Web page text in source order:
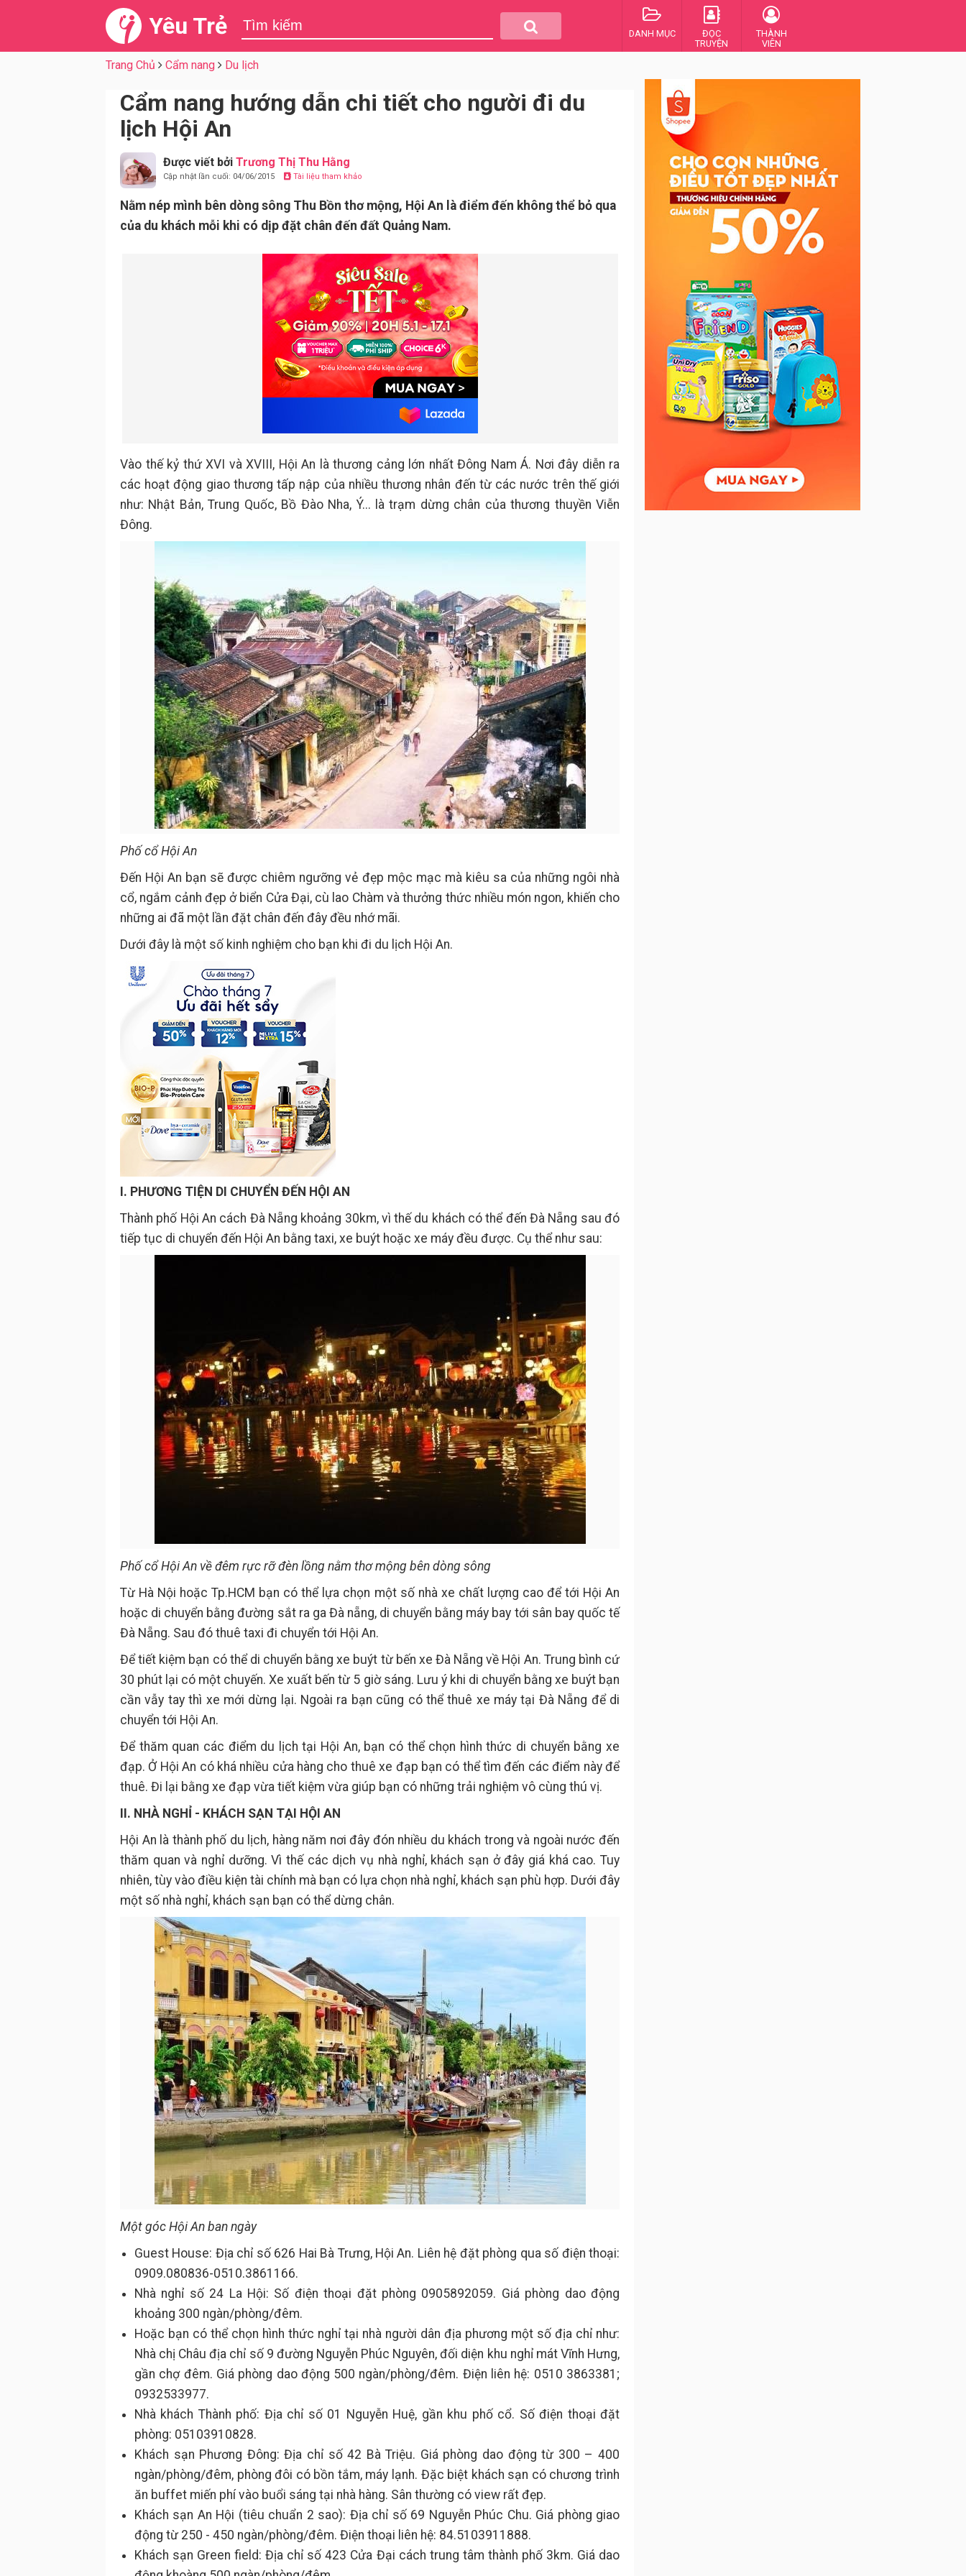
Yêu Trẻ DANH MỤC
ĐỌC
TRUYỆN
THÀNH
VIÊN
Trang Chủ Cẩm nang Du lịch
Cẩm nang hướng dẫn chi tiết cho người đi du
lịch Hội An
Được viết bởi Trương Thị Thu Hằng
Cập nhật lần cuối: 04/06/2015 Tài liệu tham khảo
Nằm nép mình bên dòng sông Thu Bồn thơ mộng, Hội An là điểm đến không thể bỏ qua
của du khách mỗi khi có dịp đặt chân đến đất Quảng Nam.
Vào thế kỷ thứ XVI và XVIII, Hội An là thương cảng lớn nhất Đông Nam Á. Nơi đây diễn ra
các hoạt động giao thương tấp nập của nhiều thương nhân đến từ các nước trên thế giới
như: Nhật Bản, Trung Quốc, Bồ Đào Nha, Ý... là trạm dừng chân của thương thuyền Viễn
Đông.
Phố cổ Hội An
Đến Hội An bạn sẽ được chiêm ngưỡng vẻ đẹp mộc mạc mà kiêu sa của những ngôi nhà
cổ, ngắm cảnh đẹp ở biển Cửa Đại, cù lao Chàm và thưởng thức nhiều món ngon, khiến cho
những ai đã một lần đặt chân đến đây đều nhớ mãi.
Dưới đây là một số kinh nghiệm cho bạn khi đi du lịch Hội An.
I. PHƯƠNG TIỆN DI CHUYỂN ĐẾN HỘI AN
Thành phố Hội An cách Đà Nẵng khoảng 30km, vì thế du khách có thể đến Đà Nẵng sau đó
tiếp tục di chuyển đến Hội An bằng taxi, xe buýt hoặc xe máy đều được. Cụ thể như sau:
Phố cổ Hội An về đêm rực rỡ đèn lồng nằm thơ mộng bên dòng sông
Từ Hà Nội hoặc Tp.HCM bạn có thể lựa chọn một số nhà xe chất lượng cao để tới Hội An
hoặc di chuyển bằng đường sắt ra ga Đà nẵng, di chuyển bằng máy bay tới sân bay quốc tế
Đà Nẵng. Sau đó thuê taxi đi chuyển tới Hội An.
Để tiết kiệm bạn có thể di chuyển bằng xe buýt từ bến xe Đà Nẵng về Hội An. Trung bình cứ
30 phút lại có một chuyến. Xe xuất bến từ 5 giờ sáng. Lưu ý khi di chuyển bằng xe buýt bạn
cần vẫy tay thì xe mới dừng lại. Ngoài ra bạn cũng có thể thuê xe máy tại Đà Nẵng để di
chuyển tới Hội An.
Để thăm quan các điểm du lịch tại Hội An, bạn có thể chọn hình thức di chuyển bằng xe
đạp. Ở Hội An có khá nhiều cửa hàng cho thuê xe đạp bạn có thể tìm đến các điểm này để
thuê. Đi lại bằng xe đạp vừa tiết kiệm vừa giúp bạn có những trải nghiệm vô cùng thú vị.
II. NHÀ NGHỈ - KHÁCH SẠN TẠI HỘI AN
Hội An là thành phố du lịch, hàng năm nơi đây đón nhiều du khách trong và ngoài nước đến
thăm quan và nghỉ dưỡng. Vì thế các dịch vụ nhà nghỉ, khách sạn ở đây giá khá cao. Tuy
nhiên, tùy vào điều kiện tài chính mà bạn có lựa chọn nhà nghỉ, khách sạn phù hợp. Dưới đây
một số nhà nghỉ, khách sạn bạn có thể dừng chân.
Một góc Hội An ban ngày
Guest House: Địa chỉ số 626 Hai Bà Trưng, Hội An. Liên hệ đặt phòng qua số điện thoại:
0909.080836-0510.3861166.
Nhà nghỉ số 24 La Hội: Số điện thoại đặt phòng 0905892059. Giá phòng dao động
khoảng 300 ngàn/phòng/đêm.
Hoặc bạn có thể chọn hình thức nghỉ tại nhà người dân địa phương một số địa chỉ như:
Nhà chị Châu địa chỉ số 9 đường Nguyễn Phúc Nguyên, đối diện khu nghỉ mát Vĩnh Hưng,
gần chợ đêm. Giá phòng dao động 500 ngàn/phòng/đêm. Điện liên hệ: 0510 3863381;
0932533977.
Nhà khách Thành phố: Địa chỉ số 01 Nguyễn Huệ, gần khu phố cổ. Số điện thoại đặt
phòng: 05103910828.
Khách sạn Phương Đông: Địa chỉ số 42 Bà Triệu. Giá phòng dao động từ 300 – 400
ngàn/phòng/đêm, phòng đôi có bồn tắm, máy lạnh. Đặc biệt khách sạn có chương trình
ăn buffet miến phí vào buổi sáng tại nhà hàng. Sân thường có view rất đẹp.
Khách sạn An Hội (tiêu chuẩn 2 sao): Địa chỉ số 69 Nguyễn Phúc Chu. Giá phòng giao
động từ 250 - 450 ngàn/phòng/đêm. Điện thoại liên hệ: 84.5103911888.
Khách sạn Green field: Địa chỉ số 423 Cửa Đại cách trung tâm thành phố 3km. Giá dao